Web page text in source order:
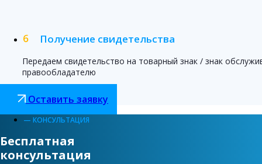
Получение свидетельства
Передаем свидетельство на товарный знак / знак
правообладателю
Оставить заявку
— КОНСУЛЬТАЦИЯ
Бесплатная
консультация